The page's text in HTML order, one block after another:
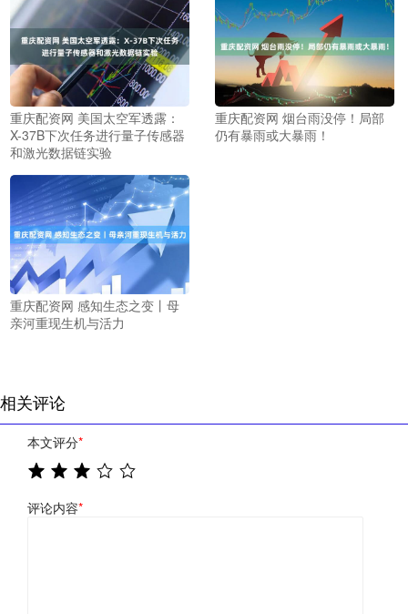
重庆配资网 美国太空军透露：
X-37B下次任务进行量子传感器
和激光数据链实验
重庆配资网 烟台雨没停！局部
仍有暴雨或大暴雨！
重庆配资网 感知生态之变丨母
亲河重现生机与活力
相关评论
本文评分*
评论内容*